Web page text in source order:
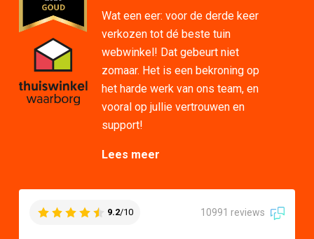
Wat een eer: voor de derde keer
verkozen tot dé beste tuin
webwinkel! Dat gebeurt niet
zomaar. Het is een bekroning op
het harde werk van ons team, en
vooral op jullie vertrouwen en
support!
Lees meer
9.2/10 10991 reviews